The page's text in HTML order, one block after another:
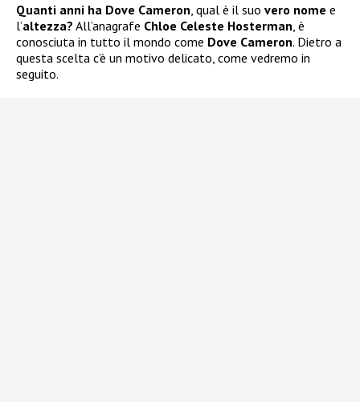
Quanti anni ha Dove Cameron , qual è il suo vero nome e
l’altezza? All’anagrafe Chloe Celeste Hosterman , è
conosciuta in tutto il mondo come Dove Cameron. Dietro a
questa scelta c’è un motivo delicato, come vedremo in
seguito.